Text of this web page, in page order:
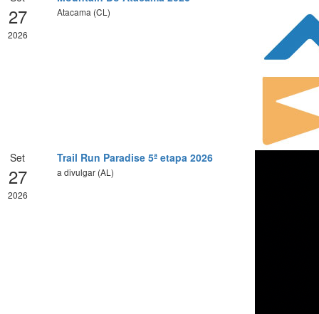
27
2026
Atacama (CL)
Set
27
2026
Trail Run Paradise 5ª etapa 2026
a divulgar (AL)